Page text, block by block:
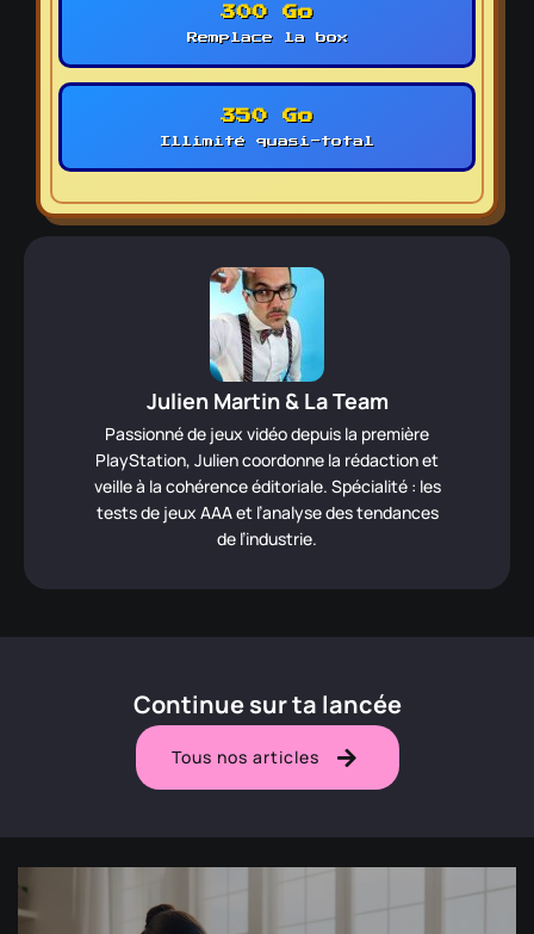
300 Go
Remplace la box
350 Go
Illimité quasi-total
Julien Martin & La Team
Passionné de jeux vidéo depuis la première
PlayStation, Julien coordonne la rédaction et
veille à la cohérence éditoriale. Spécialité : les
tests de jeux AAA et l’analyse des tendances
de l’industrie.
Continue sur ta lancée
Tous nos articles